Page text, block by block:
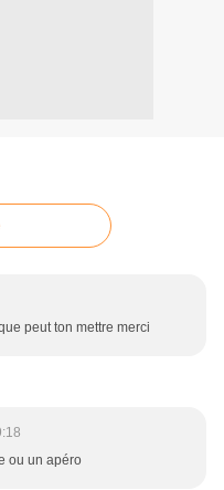
peut ton mettre merci
ou un apéro